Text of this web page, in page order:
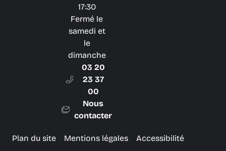
17:30
Fermé le
samedi et
le
dimanche
03 20
23 37
00
Nous
contacter
Plan du site Mentions légales Accessibilité